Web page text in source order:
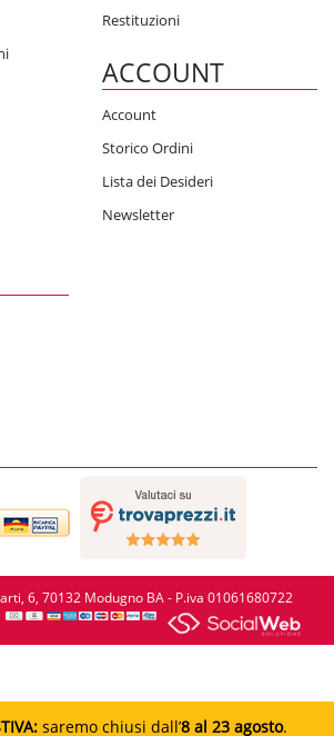
Restituzioni
ACCOUNT
Account
Storico Ordini
Lista dei Desideri
Newsletter
6, 70132 Modugno BA - P.iva 01061680722
saremo chiusi dall’8 al 23 agosto.